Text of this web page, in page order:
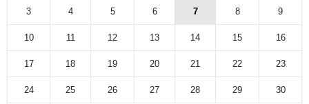
3 4 5 6 7 8 9
10 11 12 13 14 15 16
17 18 19 20 21 22 23
24 25 26 27 28 29 30